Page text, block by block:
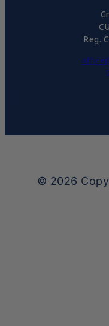
Reg.
© 2026